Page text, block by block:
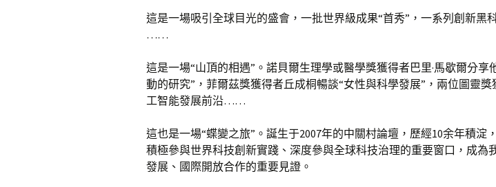
這是一場吸引全球目光的盛會，一批世界級成果“首秀”，一系列創新黑
……
這是一場“山頂的相遇”。諾貝爾生理學或醫學獎獲得者巴里·馬歇爾分享
動的研究”，菲爾茲獎獲得者丘成桐暢談“女性與科學發展”，兩位圖靈獎
工智能發展前沿……
這也是一場“蝶變之旅”。誕生于2007年的中關村論壇，歷經10余年積淀
積極參與世界科技創新實踐、深度參與全球科技治理的重要窗口，成為
發展、國際開放合作的重要見證。